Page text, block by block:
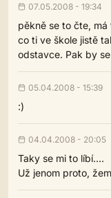
07.05.2008 - 19:34
pěkně se to čte,
co ti ve škole jistě
odstavce. Pak by
05.04.2008 - 15:39
:)
04.04.2008 - 20:05
Taky se mi to líbí....
Už jenom proto,